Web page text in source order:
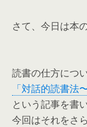
さて、今日は本
読書の仕方につ
「対話的読書法
という記事を書
今回はそれをさ